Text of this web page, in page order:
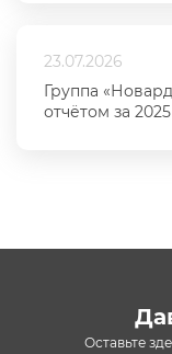
23.07.2026
Группа
отчётом за
Оставьте